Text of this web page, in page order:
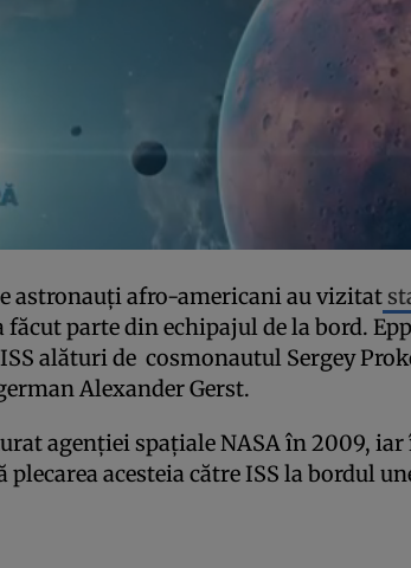
astronauţi afro-americani au vizitat
parte din echipajul de la bord.
alături de cosmonautul Sergey
Alexander Gerst.
agenţiei spaţiale NASA în 2009, iar
acesteia către ISS la bordul